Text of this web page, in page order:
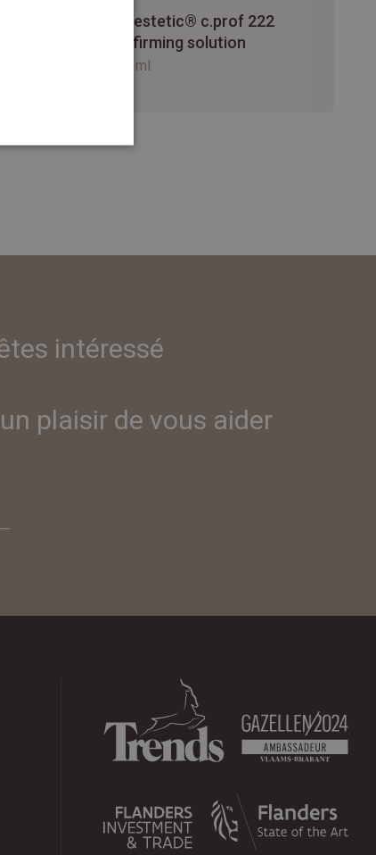
mesoestetic® c.prof 222
body firming solution
5 x 10 ml
intéressé
plaisir de vous aider